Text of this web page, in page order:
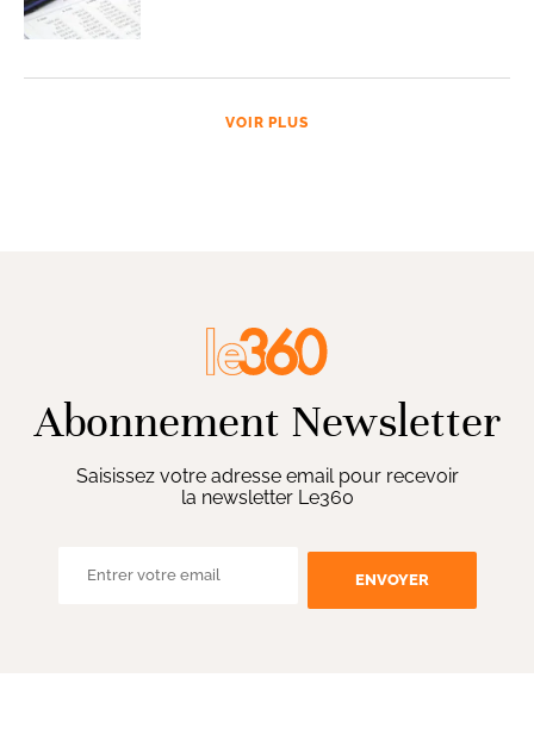
VOIR PLUS
Abonnement Newsletter
Saisissez votre adresse email pour recevoir
la newsletter Le360
ENVOYER